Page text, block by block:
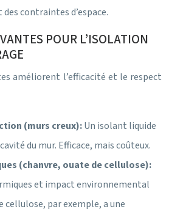
contraintes d’espace.
POUR L’ISOLATION
améliorent l’efficacité et le respect
(murs creux):Un isolant liquide
du mur. Efficace, mais coûteux.
(chanvre, ouate de cellulose):
et impact environnemental
cellulose, par exemple, a une